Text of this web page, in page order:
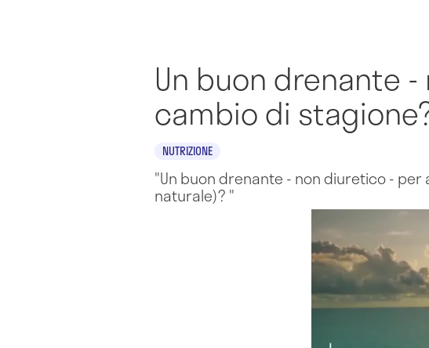
Un buon drenante
cambio di
NUTRIZIONE
"Un buon drenante - non diuretico -
naturale)? "